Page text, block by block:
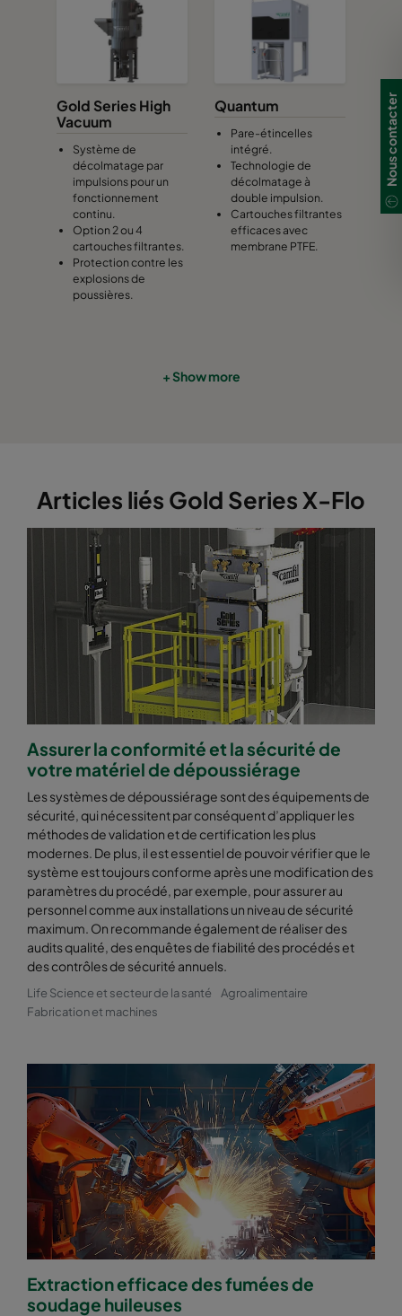
Gold Series High
Vacuum
Système de
décolmatage par
impulsions pour un
fonctionnement
continu.
Option 2 ou 4
cartouches filtrantes.
Protection contre les
explosions de
poussières.
Quantum
Pare-étincelles
intégré.
Technologie de
décolmatage à
double impulsion.
Cartouches filtrantes
efficaces avec
membrane PTFE.
+ Show more
Articles liés Gold Series X-Flo
Assurer la conformité et la sécurité de
votre matériel de dépoussiérage
Les systèmes de dépoussiérage sont des équipements de
sécurité, qui nécessitent par conséquent d’appliquer les
méthodes de validation et de certification les plus
modernes. De plus, il est essentiel de pouvoir vérifier que le
système est toujours conforme après une modification des
paramètres du procédé, par exemple, pour assurer au
personnel comme aux installations un niveau de sécurité
maximum. On recommande également de réaliser des
audits qualité, des enquêtes de fiabilité des procédés et
des contrôles de sécurité annuels.
Life Science et secteur de la santé
Agroalimentaire
Fabrication et machines
Extraction efficace des fumées de
soudage huileuses
Nous contacter